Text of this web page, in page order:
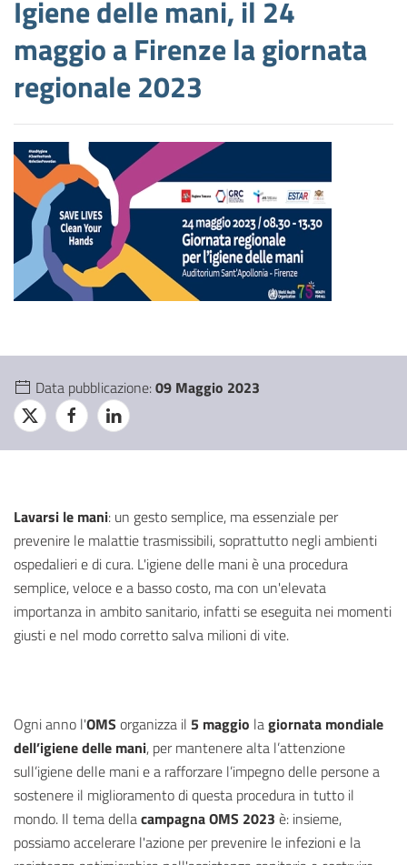
Igiene delle mani, il 24
maggio a Firenze la giornata
regionale 2023
Data pubblicazione:09 Maggio 2023
Lavarsi le mani: un gesto semplice, ma essenziale per
prevenire le malattie trasmissibili, soprattutto negli ambienti
ospedalieri e di cura. L'igiene delle mani è una procedura
semplice, veloce e a basso costo, ma con un'elevata
importanza in ambito sanitario, infatti se eseguita nei momenti
giusti e nel modo corretto salva milioni di vite.
Ogni anno l'OMS organizza il 5 maggio lagiornata mondiale
dell’igiene delle mani, per mantenere alta l’attenzione
sull’igiene delle mani e a rafforzare l’impegno delle persone a
sostenere il miglioramento di questa procedura in tutto il
mondo. Il tema dellacampagna OMS 2023 è: insieme,
possiamo accelerare l'azione per prevenire le infezioni e la